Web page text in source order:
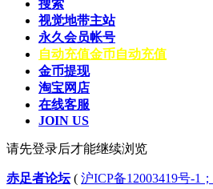
搜索
视觉地带主站
永久会员帐号
自动充值金币自动充值
金币提现
淘宝网店
在线客服
JOIN US
请先登录后才能继续浏览
赤足者论坛( 沪ICP备12003419号-1